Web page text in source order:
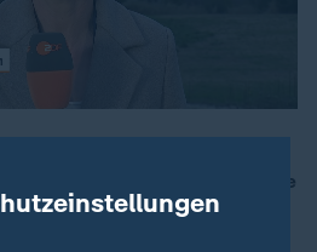
Regierungsberatungen
auch um eine engere
und
Zimmermann berichtet.